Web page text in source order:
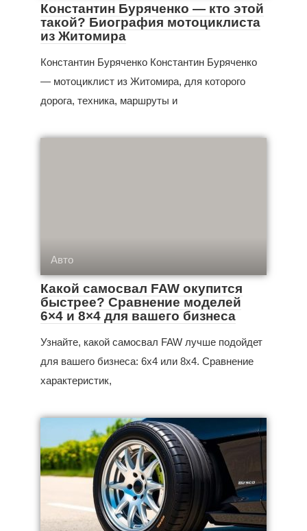
Константин Буряченко — кто этой
такой? Биография мотоциклиста
из Житомира
Константин Буряченко Константин Буряченко
— мотоциклист из Житомира, для которого
дорога, техника, маршруты и
Авто
Какой самосвал FAW окупится
быстрее? Сравнение моделей
6×4 и 8×4 для вашего бизнеса
Узнайте, какой самосвал FAW лучше подойдет
для вашего бизнеса: 6x4 или 8x4. Сравнение
характеристик,